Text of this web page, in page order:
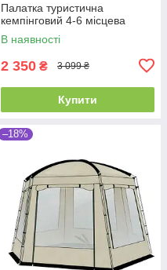
Палатка туристична
кемпінговий 4-6 місцева
В наявності
2 350 ₴ 3 099 ₴
Купити
–18%